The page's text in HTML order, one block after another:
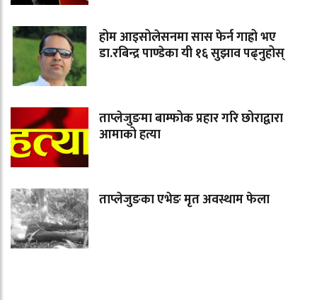
होम आइसोलेसनमा सास फेर्न गाह्रो भए
डा.रबिन्द्र पाण्डेका यी १६ सुझाव पढ्नुहोस्
ताप्लेजुङमा बाम्फोक प्रहार गरि छोराद्वारा
आमाको हत्या
ताप्लेजुङका एभेङ मृत अवस्थाम फेला